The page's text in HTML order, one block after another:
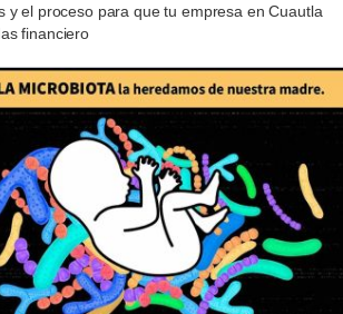
y el proceso para que tu empresa en Cuautla
financiero